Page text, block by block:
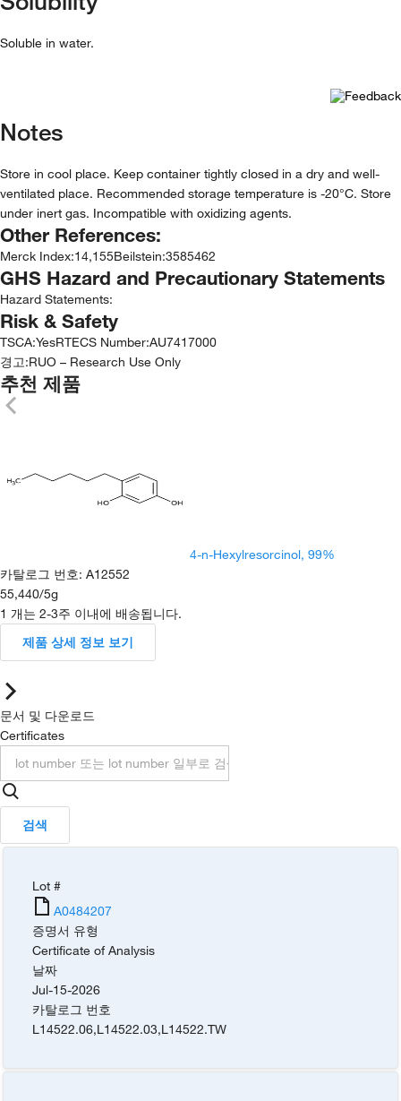
Soluble in water.
Notes
Store in cool place. Keep container tightly closed in a dry and well-
ventilated place. Recommended storage temperature is -20°C. Store
under inert gas. Incompatible with oxidizing agents.
Other References:
Merck Index:14,155Beilstein:3585462
GHS Hazard and Precautionary Statements
Hazard Statements:
Risk & Safety
TSCA:YesRTECS Number:AU7417000
경고:RUO – Research Use Only
추천 제품
4-n-Hexylresorcinol, 99%
카탈로그 번호: A12552
55,440/5g
1 개는 2-3주 이내에 배송됩니다.
제품 상세 정보 보기
문서 및 다운로드
Certificates
검색
Lot #
A0484207
증명서 유형
Certificate of Analysis
날짜
Jul-15-2026
카탈로그 번호
L14522.06,L14522.03,L14522.TW